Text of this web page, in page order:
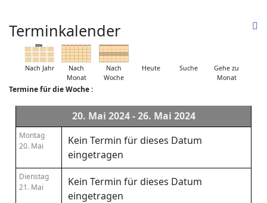
Terminkalender
Nach Jahr
Nach
Monat
Nach
Woche
Heute Suche
Gehe zu
Monat
Termine für die Woche :
20. Mai 2024 - 26. Mai 2024
Montag
20. Mai
Kein Termin für dieses Datum
eingetragen
Dienstag
21. Mai
Kein Termin für dieses Datum
eingetragen